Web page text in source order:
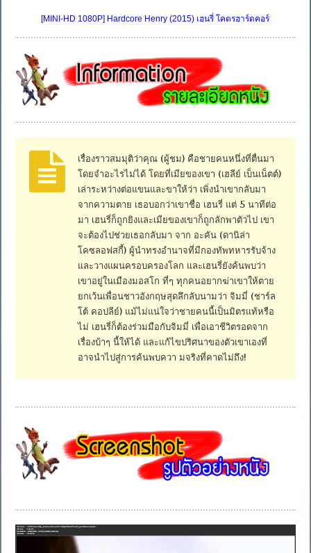
[MINI-HD 1080P] Hardcore Henry (2015) เฮนรี่ โคตรฮาร์ดคอร์
เรื่องราวสมมุติว่าคุณ (ผู้ชม) คือชายคนหนึ่งที่ตื่นมา
โดยจำอะไรไม่ได้ โดยที่เมียของเขา (เฮลีย์ เบ็นเน็ตต์)
เล่าระหว่างต่อแขนและขาให้ว่า เพิ่งนำเขากลับมา
จากความตาย เธอบอกว่าเขาชื่อ เฮนรี่ แต่ 5 นาทีต่อ
มา เฮนรี่ก็ถูกยิงและเมียของเขาก็ถูกลักพาตัวไป เขา
จะต้องไปช่วยเธอกลับมา จาก อะคัน (ดานิล่า
โคซลอฟสกี้) ผู้นำทรงอำนาจที่มีกองทัพทหารรับจ้าง
และวางแผนครอบครองโลก และเฮนรี่ยังค้นพบว่า
เขาอยู่ในเมืองมอสโก ที่ๆ ทุกคนอยากฆ่าเขาให้ตาย
ยกเว้นเพื่อนชาวอังกฤษสุดลึกลับนามว่า จิมมี่ (ชาร์ล
โต้ คอปลีย์) แม้ไม่แน่ใจว่าชายคนนี้เป็นมิตรแท้หรือ
ไม่ เฮนรี่ก็ต้องร่วมมือกับจิมมี่ เพื่อเอาชีวิตรอดจาก
เรื่องบ้าๆ นี้ให้ได้ และแก้ไขปริศนาของตัวเขาเองที่
อาจนำไปสู่การค้นพบควา มจริงที่คาดไม่ถึง!